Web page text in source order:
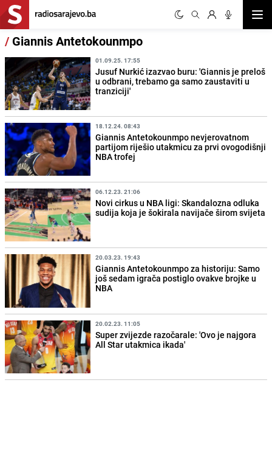
/ Giannis Antetokounmpo
01.09.25. 17:55
Jusuf Nurkić izazvao buru: 'Giannis je preloš
u odbrani, trebamo ga samo zaustaviti u
tranziciji'
18.12.24. 08:43
Giannis Antetokounmpo nevjerovatnom
partijom riješio utakmicu za prvi ovogodišnji
NBA trofej
06.12.23. 21:06
Novi cirkus u NBA ligi: Skandalozna odluka
sudija koja je šokirala navijače širom svijeta
20.03.23. 19:43
Giannis Antetokounmpo za historiju: Samo
još sedam igrača postiglo ovakve brojke u
NBA
20.02.23. 11:05
Super zvijezde razočarale: 'Ovo je najgora
All Star utakmica ikada'